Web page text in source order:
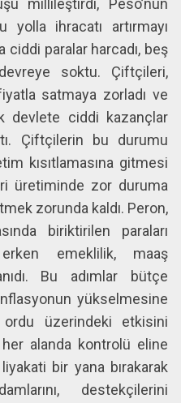
millileştirdi, Peso’nun
ihracatı artırmayı
ciddi paralar harcadı, beş
soktu. Çiftçileri,
satmaya zorladı ve
devlete ciddi kazançlar
Çiftçilerin bu durumu
kısıtlamasına gitmesi
üretiminde zor duruma
zorunda kaldı. Peron,
biriktirilen paraları
erken emeklilik, maaş
Bu adımlar bütçe
yükselmesine
üzerindeki etkisini
alanda kontrolü eline
liyakati bir yana bırakarak
destekçilerini